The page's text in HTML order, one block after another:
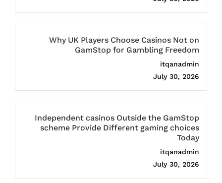
Why UK Players Choose Casinos Not on
GamStop for Gambling Freedom
itqanadmin
July 30, 2026
Independent casinos Outside the GamStop
scheme Provide Different gaming choices
Today
itqanadmin
July 30, 2026